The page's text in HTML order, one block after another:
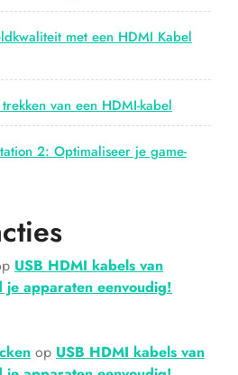
met een HDMI Kabel
van een HDMI-kabel
2: Optimaliseer je game-
USB HDMI kabels van
je apparaten eenvoudig!
op USB HDMI kabels van